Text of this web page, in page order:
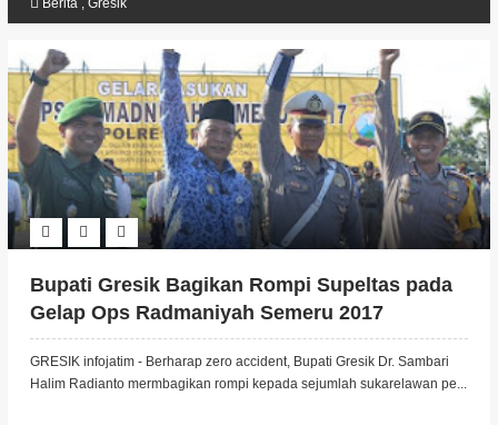
Berita, Gresik
Bupati Gresik Bagikan Rompi Supeltas pada
Gelap Ops Radmaniyah Semeru 2017
GRESIK infojatim - Berharap zero accident, Bupati Gresik Dr. Sambari
Halim Radianto mermbagikan rompi kepada sejumlah sukarelawan pe...